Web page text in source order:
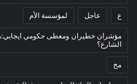
أدب وشعر
بروفايل
ع عاجل لمؤسسة الأم
مؤشران خطيران ومعطى حكومي
الشارع؟
مخ